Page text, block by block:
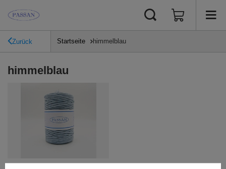
Zurück Startseite himmelblau
himmelblau